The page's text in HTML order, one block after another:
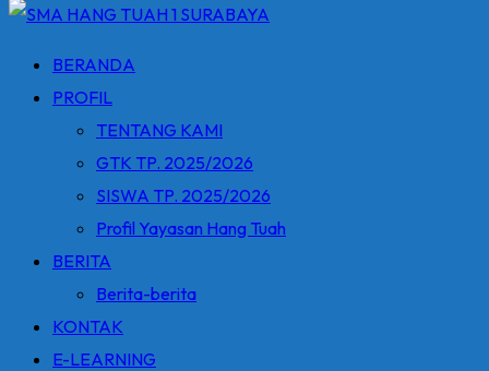
BERANDA
PROFIL
TENTANG KAMI
GTK TP. 2025/2026
SISWA TP. 2025/2026
Profil Yayasan Hang Tuah
BERITA
Berita-berita
KONTAK
E-LEARNING